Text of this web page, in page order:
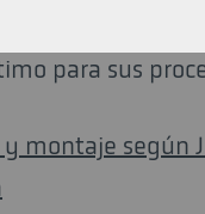
para sus
montaje según